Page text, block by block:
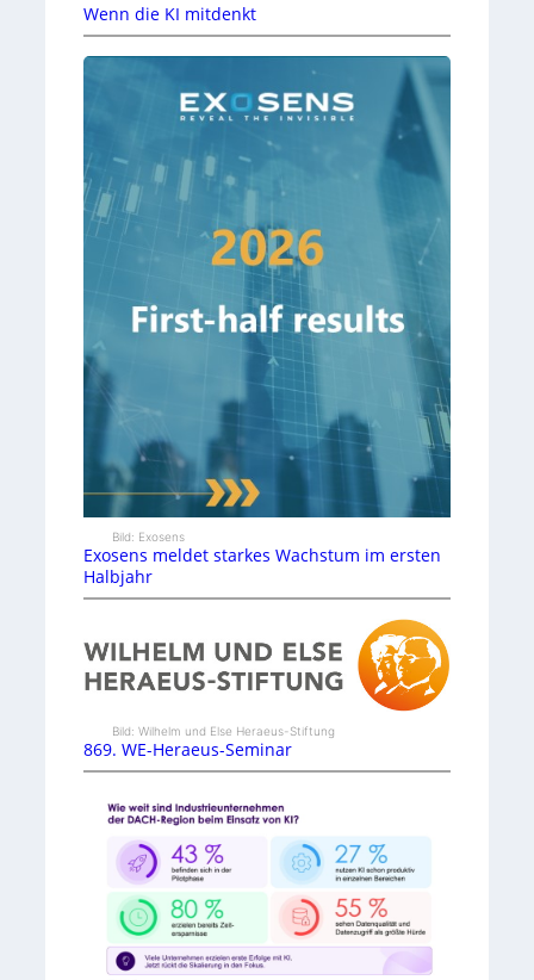
Wenn die KI mitdenkt
Bild: Exosens
Exosens meldet starkes Wachstum im ersten
Halbjahr
Bild: Wilhelm und Else Heraeus-Stiftung
869. WE-Heraeus-Seminar